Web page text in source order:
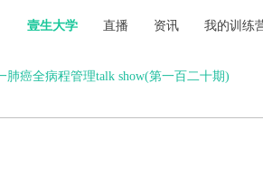
壹生大学 直播 资讯 我的训练
肺癌全病程管理talk show(第一百二十期)